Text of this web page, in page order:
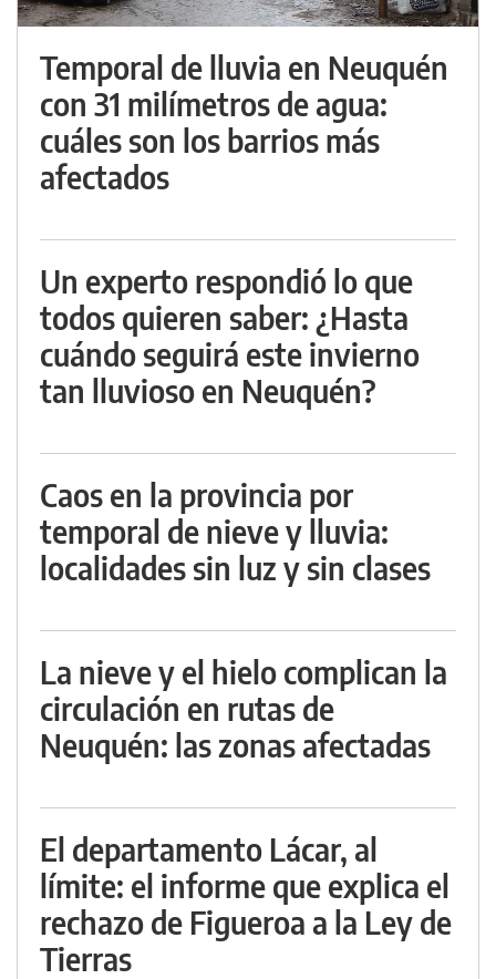
Temporal de lluvia en Neuquén
con 31 milímetros de agua:
cuáles son los barrios más
afectados
Un experto respondió lo que
todos quieren saber: ¿Hasta
cuándo seguirá este invierno
tan lluvioso en Neuquén?
Caos en la provincia por
temporal de nieve y lluvia:
localidades sin luz y sin clases
La nieve y el hielo complican la
circulación en rutas de
Neuquén: las zonas afectadas
El departamento Lácar, al
límite: el informe que explica el
rechazo de Figueroa a la Ley de
Tierras